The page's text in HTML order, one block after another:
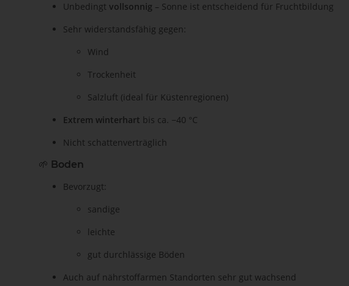
Unbedingt vollsonnig – Sonne ist entscheidend für Fruchtbildung
Sehr widerstandsfähig gegen:
Wind
Trockenheit
Salzluft (ideal für Küstenregionen)
Extrem winterhart bis ca. −40 °C
Nicht schattenverträglich
🌱 Boden
Bevorzugt:
sandige
leichte
gut durchlässige Böden
Auch auf nährstoffarmen Standorten sehr gut wachsend